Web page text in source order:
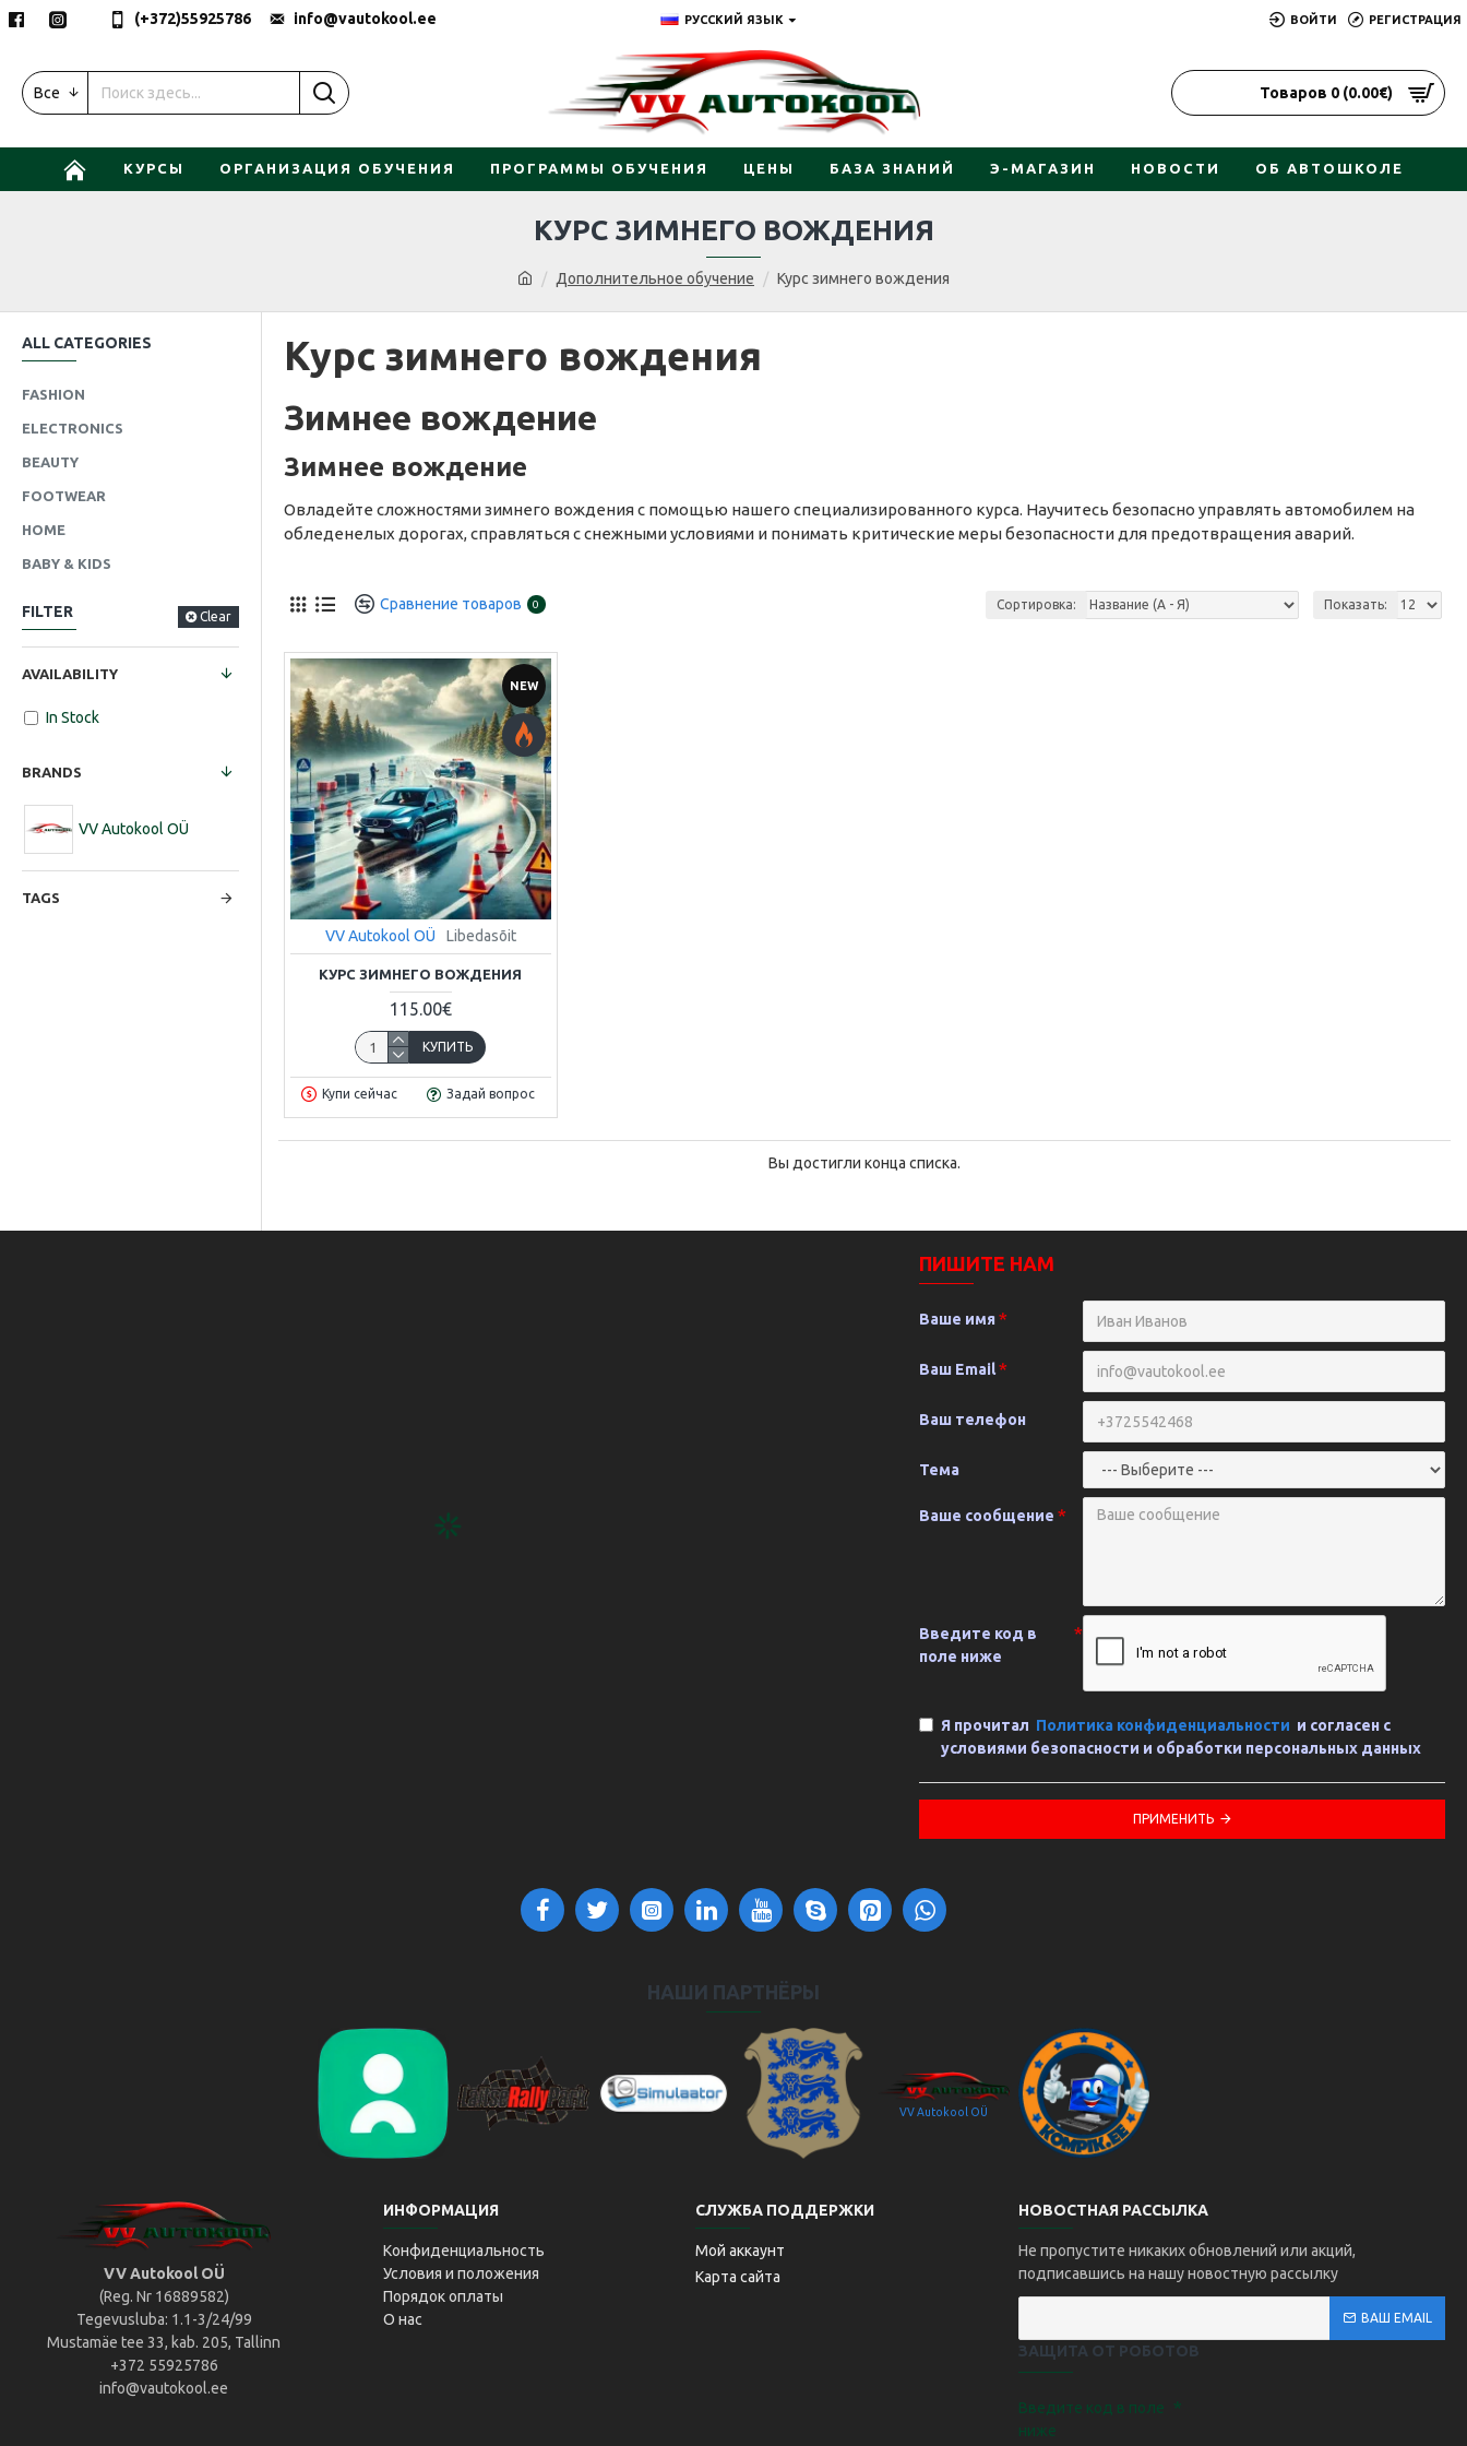
(+372)55925786 info@vautokool.ee РУССКИЙ ЯЗЫК ВОЙТИ РЕГИСТРАЦИЯ
Все Товаров 0 (0.00€)
КУРСЫ ОРГАНИЗАЦИЯ ОБУЧЕНИЯ ПРОГРАММЫ ОБУЧЕНИЯ ЦЕНЫ БАЗА ЗНАНИЙ Э-МАГАЗИН НОВОСТИ ОБ АВТОШКОЛЕ
Дополнительное обучение Курс зимнего вождения
КУРС ЗИМНЕГО ВОЖДЕНИЯ
ALL CATEGORIES
FASHION
ELECTRONICS
BEAUTY
FOOTWEAR
HOME
BABY & KIDS
FILTER Clear
BRANDS
VV Autokool OÜ
TAGS
AVAILABILITY
In Stock
Курс зимнего вождения
Зимнее вождение
Зимнее вождение
Овладейте сложностями зимнего вождения с помощью нашего специализированного курса. Научитесь безопасно управлять автомобилем на
обледенелых дорогах, справляться с снежными условиями и понимать критические меры безопасности для предотвращения аварий.
Сравнение товаров 0 Сортировка: Показать:
NEW
VV Autokool OÜ Libedasõit
КУРС ЗИМНЕГО ВОЖДЕНИЯ
115.00€
КУПИТЬ
Купи сейчас Задай вопрос
Вы достигли конца списка.
ПИШИТЕ НАМ
Ваше имя
Ваш Email
Ваш телефон
Тема
Ваше сообщение
Введите код в
поле ниже
Я прочитал Политика конфиденциальности и согласен с
условиями безопасности и обработки персональных данных
ПРИМЕНИТЬ
НАШИ ПАРТНЁРЫ
VV Autokool OÜ
VV Autokool OÜ
(Reg. Nr 16889582)
Tegevusluba: 1.1-3/24/99
Mustamäe tee 33, kab. 205, Tallinn
+372 55925786
info@vautokool.ee
ИНФОРМАЦИЯ
Конфиденциальность
Условия и положения
Порядок оплаты
О нас
СЛУЖБА ПОДДЕРЖКИ
Мой аккаунт
Карта сайта
НОВОСТНАЯ РАССЫЛКА
Не пропустите никаких обновлений или акций,
подписавшись на нашу новостную рассылку
ВАШ EMAIL
ЗАЩИТА ОТ РОБОТОВ
Введите код в поле
ниже